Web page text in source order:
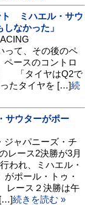
ト ミハエル・サウ
なかった」
て、その後のペ
ペースのコントロ
「タイヤはQ2で
たタイヤを […]続
サウターがポー
ャパニーズ・チ
レース2決勝が3月
われ、ミハエル・
がポール・トゥ・
レース２決勝は午
[…]続きを読む »